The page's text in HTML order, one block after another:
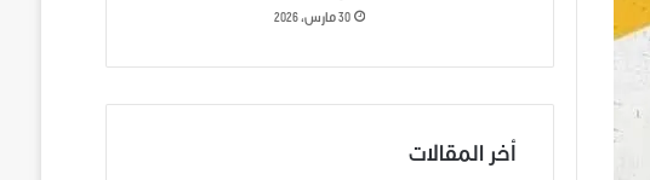
30 مارس، 2026
أخر المقالات